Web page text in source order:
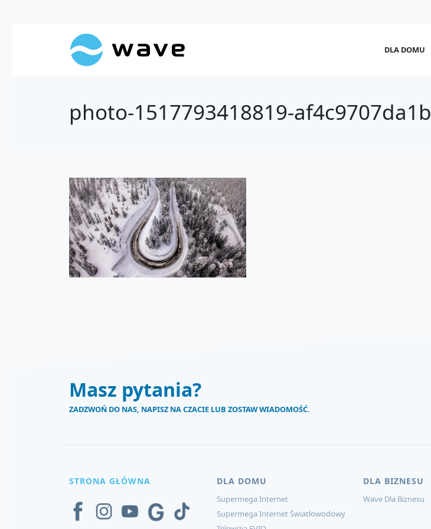
DLA DOMU
photo-1517793418819-af4c9707da1b
Masz pytania?
ZADZWOŃ DO NAS, NAPISZ NA CZACIE LUB ZOSTAW WIADOMOŚĆ.
STRONA GŁÓWNA DLA DOMU
Supermega Internet
Supermega Internet Światłowodowy
DLA BIZNESU
Wave Dla Biznesu